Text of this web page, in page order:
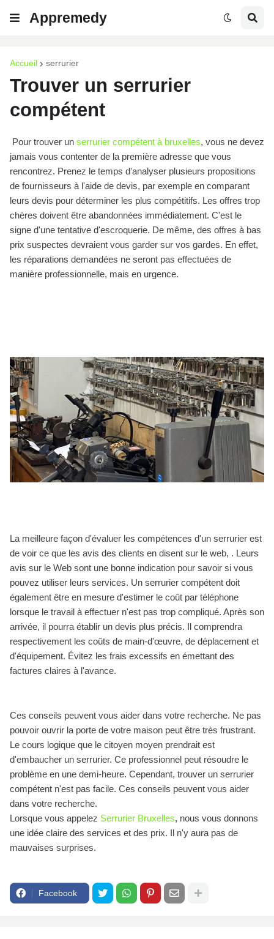
Appremedy
Accueil serrurier
Trouver un serrurier
compétent
Pour trouver un serrurier compétent à bruxelles, vous ne devez
jamais vous contenter de la première adresse que vous
rencontrez. Prenez le temps d'analyser plusieurs propositions
de fournisseurs à l'aide de devis, par exemple en comparant
leurs devis pour déterminer les plus compétitifs. Les offres trop
chères doivent être abandonnées immédiatement. C'est le
signe d'une tentative d'escroquerie. De même, des offres à bas
prix suspectes devraient vous garder sur vos gardes. En effet,
les réparations demandées ne seront pas effectuées de
manière professionnelle, mais en urgence.
La meilleure façon d'évaluer les compétences d'un serrurier est
de voir ce que les avis des clients en disent sur le web, . Leurs
avis sur le Web sont une bonne indication pour savoir si vous
pouvez utiliser leurs services. Un serrurier compétent doit
également être en mesure d'estimer le coût par téléphone
lorsque le travail à effectuer n'est pas trop compliqué. Après son
arrivée, il pourra établir un devis plus précis. Il comprendra
respectivement les coûts de main-d'œuvre, de déplacement et
d'équipement. Évitez les frais excessifs en émettant des
factures claires à l'avance.
Ces conseils peuvent vous aider dans votre recherche. Ne pas
pouvoir ouvrir la porte de votre maison peut être très frustrant.
Le cours logique que le citoyen moyen prendrait est
d'embaucher un serrurier. Ce professionnel peut résoudre le
problème en une demi-heure. Cependant, trouver un serrurier
compétent n'est pas facile. Ces conseils peuvent vous aider
dans votre recherche.
Lorsque vous appelez Serrurier Bruxelles, nous vous donnons
une idée claire des services et des prix. Il n'y aura pas de
mauvaises surprises.
Facebook